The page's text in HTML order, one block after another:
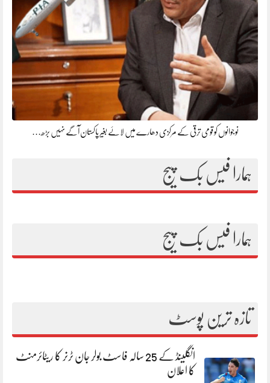
نوجوانوں کو قومی ترقی کے مرکزی دھارے میں لائے بغیر پاکستان آگے نہیں بڑھ…
ہمارا فیس بک پیج
ہمارا فیس بک پیج
تازہ ترین پوسٹ
انگلینڈ کے 25 سالہ فاسٹ بولر جان ٹرنر کا ریٹائرمنٹ
کا اعلان